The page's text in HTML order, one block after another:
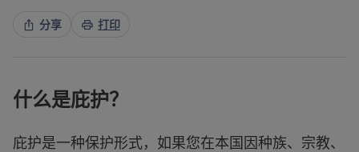
分享 打印
什么是庇护？
庇护是一种保护形式，如果您在本国因种族、宗教、